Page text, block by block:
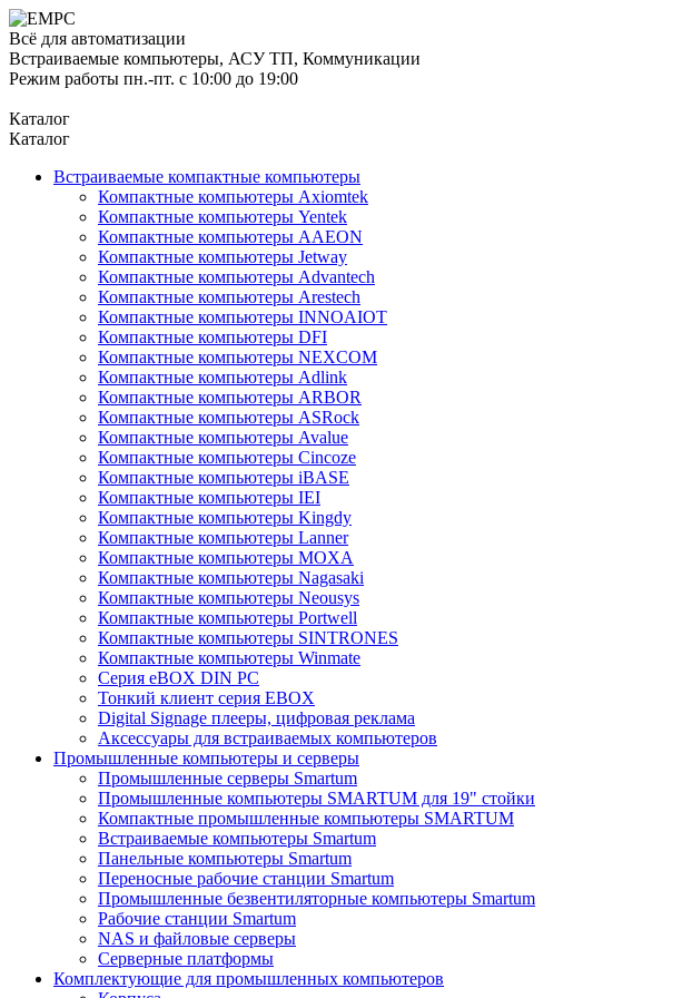
Всё для автоматизации
Встраиваемые компьютеры, АСУ ТП, Коммуникации
Режим работы пн.-пт. с 10:00 до 19:00
Каталог
Каталог
Встраиваемые компактные компьютеры
Компактные компьютеры Axiomtek
Компактные компьютеры Yentek
Компактные компьютеры AAEON
Компактные компьютеры Jetway
Компактные компьютеры Advantech
Компактные компьютеры Arestech
Компактные компьютеры INNOAIOT
Компактные компьютеры DFI
Компактные компьютеры NEXCOM
Компактные компьютеры Adlink
Компактные компьютеры ARBOR
Компактные компьютеры ASRock
Компактные компьютеры Avalue
Компактные компьютеры Cincoze
Компактные компьютеры iBASE
Компактные компьютеры IEI
Компактные компьютеры Kingdy
Компактные компьютеры Lanner
Компактные компьютеры MOXA
Компактные компьютеры Nagasaki
Компактные компьютеры Neousys
Компактные компьютеры Portwell
Компактные компьютеры SINTRONES
Компактные компьютеры Winmate
Серия eBOX DIN PC
Тонкий клиент серия EBOX
Digital Signage плееры, цифровая реклама
Аксессуары для встраиваемых компьютеров
Промышленные компьютеры и серверы
Промышленные серверы Smartum
Промышленные компьютеры SMARTUM для 19" стойки
Компактные промышленные компьютеры SMARTUM
Встраиваемые компьютеры Smartum
Панельные компьютеры Smartum
Переносные рабочие станции Smartum
Промышленные безвентиляторные компьютеры Smartum
Рабочие станции Smartum
NAS и файловые серверы
Серверные платформы
Комплектующие для промышленных компьютеров